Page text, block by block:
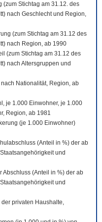
(zum Stichtag am 31.12. des
nach Geschlecht und Region,
(zum Stichtag am 31.12 des
nach Region, ab 1990
(zum Stichtag am 31.12 des
nach Altersgruppen und
Nationalität, Region, ab
je 1.000 Einwohner, je 1.000
Region, ab 1981
(je 1.000 Einwohner)
(Anteil in %) der ab
und
Abschluss (Anteil in %) der ab
und
der privaten Haushalte,